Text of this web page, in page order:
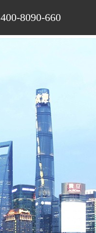
400-8090-660